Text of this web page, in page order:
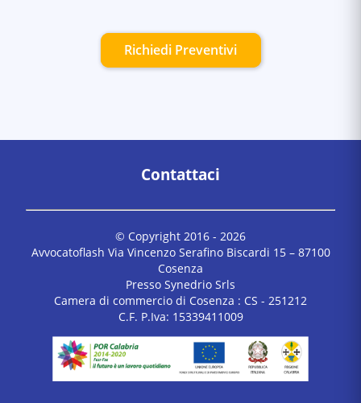
Richiedi Preventivi
Contattaci
© Copyright 2016 - 2026
Avvocatoflash Via Vincenzo Serafino Biscardi 15 – 87100
Cosenza
Presso Synedrio Srls
Camera di commercio di Cosenza : CS - 251212
C.F. P.Iva: 15339411009